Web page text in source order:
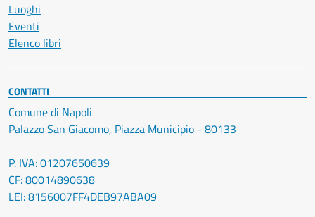
Luoghi
Eventi
Elenco libri
CONTATTI
Comune di Napoli
Palazzo San Giacomo, Piazza Municipio - 80133
P. IVA: 01207650639
CF: 80014890638
LEI: 8156007FF4DEB97ABA09